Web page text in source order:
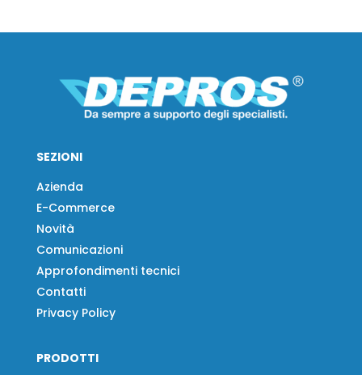
SEZIONI
Azienda
E-Commerce
Novità
Comunicazioni
Approfondimenti tecnici
Contatti
Privacy Policy
PRODOTTI